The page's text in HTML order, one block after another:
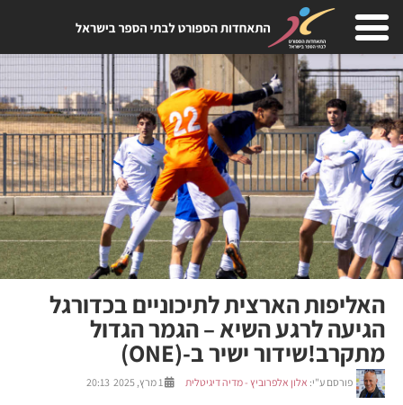
האליפות הארצית לתיכוניים בכדורגל
הגיעה לרגע השיא – הגמר הגדול
מתקרב!שידור ישיר ב-(ONE)
פורסם ע"י: אלון אלפרוביץ - מדיה דיגיטלית